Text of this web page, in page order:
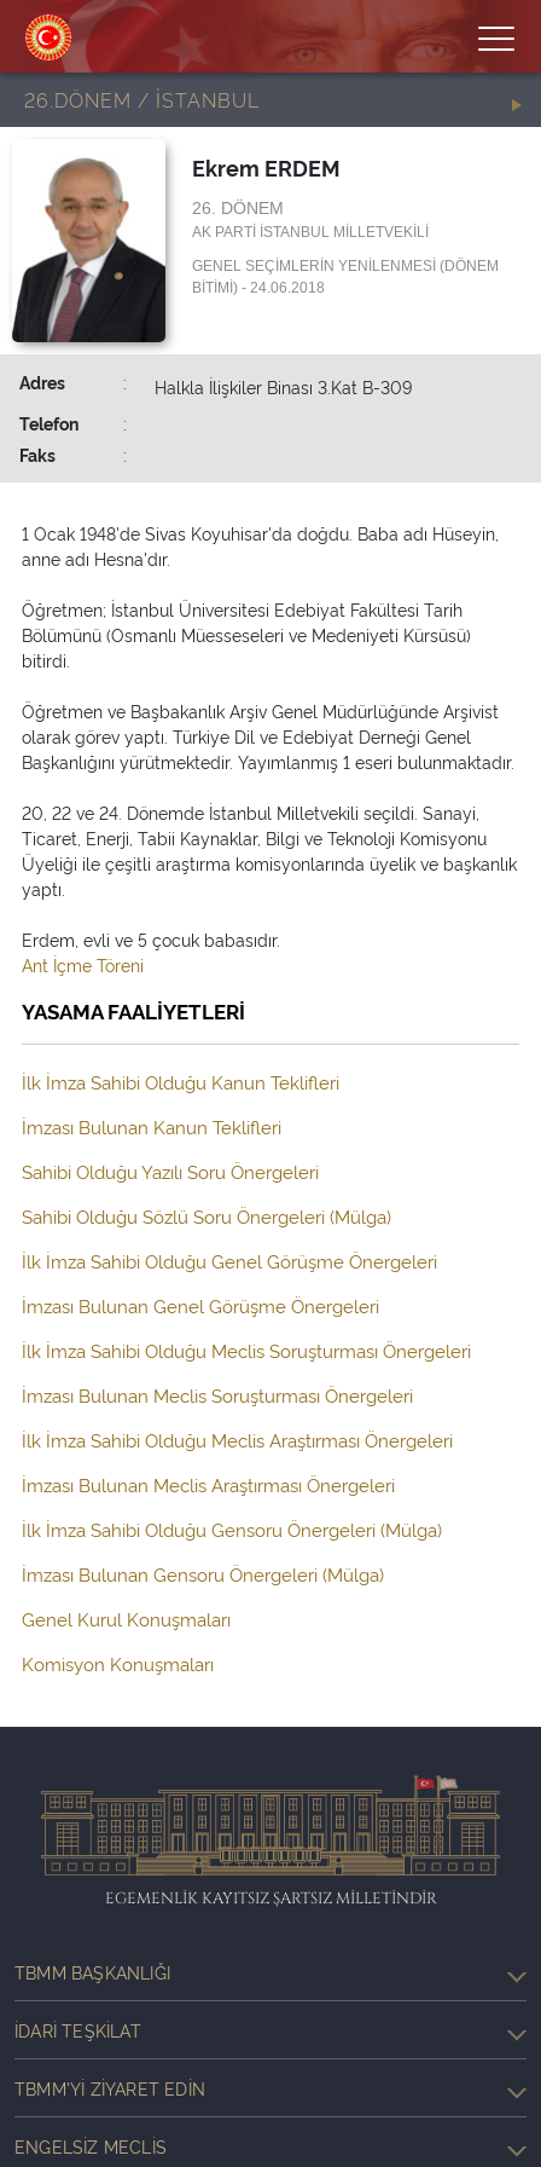
26.DÖNEM / İSTANBUL
Ekrem ERDEM
26. DÖNEM
AK PARTİ İSTANBUL MİLLETVEKİLİ
GENEL SEÇİMLERİN YENİLENMESİ (DÖNEM
BİTİMİ) - 24.06.2018
Adres :
Halkla İlişkiler Binası 3.Kat B-309
Telefon
:
Faks
:
1 Ocak 1948'de Sivas Koyuhisar'da doğdu. Baba adı Hüseyin,
anne adı Hesna'dır.
Öğretmen; İstanbul Üniversitesi Edebiyat Fakültesi Tarih
Bölümünü (Osmanlı Müesseseleri ve Medeniyeti Kürsüsü)
bitirdi.
Öğretmen ve Başbakanlık Arşiv Genel Müdürlüğünde Arşivist
olarak görev yaptı. Türkiye Dil ve Edebiyat Derneği Genel
Başkanlığını yürütmektedir. Yayımlanmış 1 eseri bulunmaktadır.
20, 22 ve 24. Dönemde İstanbul Milletvekili seçildi. Sanayi,
Ticaret, Enerji, Tabii Kaynaklar, Bilgi ve Teknoloji Komisyonu
Üyeliği ile çeşitli araştırma komisyonlarında üyelik ve başkanlık
yaptı.
Erdem, evli ve 5 çocuk babasıdır.
Ant İçme Töreni
YASAMA FAALİYETLERİ
İlk İmza Sahibi Olduğu Kanun Teklifleri
İmzası Bulunan Kanun Teklifleri
Sahibi Olduğu Yazılı Soru Önergeleri
Sahibi Olduğu Sözlü Soru Önergeleri (Mülga)
İlk İmza Sahibi Olduğu Genel Görüşme Önergeleri
İmzası Bulunan Genel Görüşme Önergeleri
İlk İmza Sahibi Olduğu Meclis Soruşturması Önergeleri
İmzası Bulunan Meclis Soruşturması Önergeleri
İlk İmza Sahibi Olduğu Meclis Araştırması Önergeleri
İmzası Bulunan Meclis Araştırması Önergeleri
İlk İmza Sahibi Olduğu Gensoru Önergeleri (Mülga)
İmzası Bulunan Gensoru Önergeleri (Mülga)
Genel Kurul Konuşmaları
Komisyon Konuşmaları
EGEMENLİK KAYITSIZ ŞARTSIZ MİLLETİNDİR
TBMM BAŞKANLIĞI
İDARI TEŞKILAT
TBMM'YI ZIYARET EDIN
ENGELSIZ MECLIS